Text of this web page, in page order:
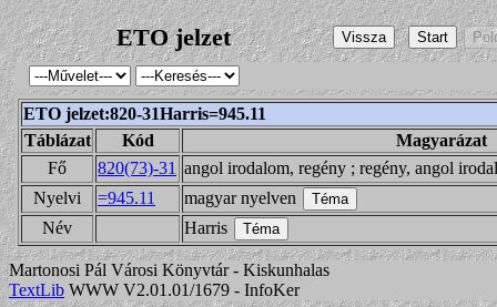
ETO jelzet
ETO jelzet:820-31Harris=945.11
Táblázat
Kód
Magyarázat
Fő
820(73)-31 angol irodalom, regény ; regény, angol
Nyelvi
=945.11
magyar nyelven
Név
Harris
Martonosi Pál Városi Könyvtár - Kiskunhalas
TextLib WWW V2.01.01/1679 - InfoKer